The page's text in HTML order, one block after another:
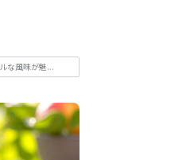
な風味が魅...